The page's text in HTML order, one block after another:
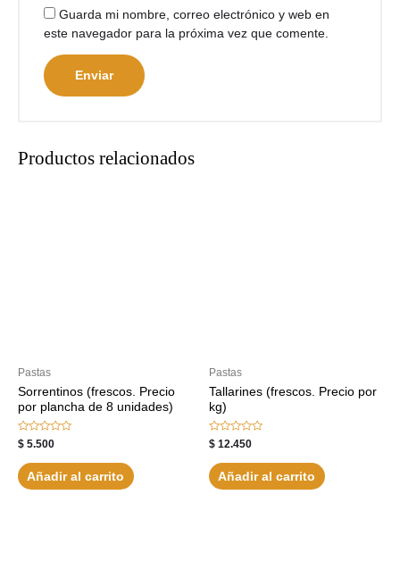
Guarda mi nombre, correo electrónico y web en
este navegador para la próxima vez que comente.
Productos relacionados
Pastas
Sorrentinos (frescos. Precio
por plancha de 8 unidades)
Valorado
con
de
5
$ 5.500
Añadir al carrito
Pastas
Tallarines (frescos. Precio por
kg)
Valorado
con
de
5
$ 12.450
Añadir al carrito